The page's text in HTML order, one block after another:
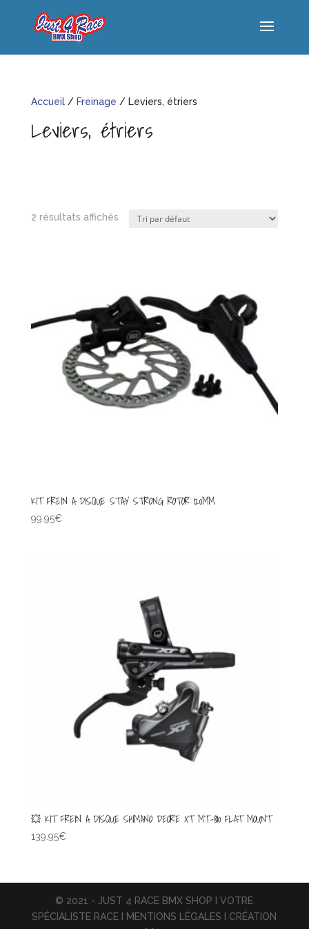
Accueil/ Freinage / Leviers, étriers
Leviers, étriers
2 résultats affichés
KIT FREIN A DISQUE STAY STRONG ROTOR 120MM
99.95€
💥 KIT FREIN A DISQUE SHIMANO DEORE XT MT-8110 FLAT MOUNT
139.95€
© 2021 - JUST 4 RACE BMX SHOP I VOTRE
SPÉCIALISTE RACE I MENTIONS LÉGALES I CRÉATION